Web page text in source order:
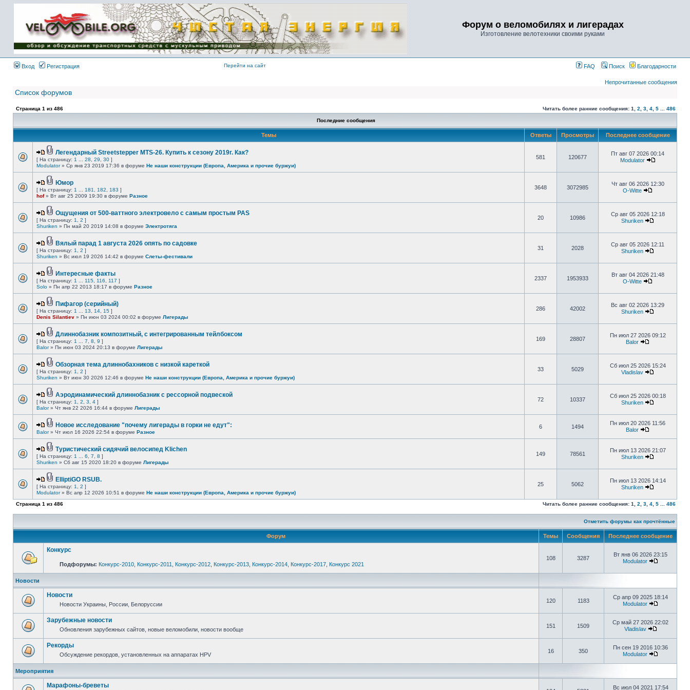
Имя пользователя:
Пароль:
{ LOG_ME_IN_SHORT
}
Форум о веломобилях и лигерадах
Изготовление велотехники своими руками
Вход Регистрация Перейти на сайт FAQ Поиск Благодарности
Непрочитанные сообщения
Список форумов
Страница 1 из 486 Читать более ранние сообщения: 1 2 3 4 5 486
Последние сообщения
Темы Ответы Просмотры Последнее сообщение
Легендарный Streetstepper MTS-26. Купить к сезону 2019г. Как?
[ На страницу: 1 28 29 30 ]
Modulator» Ср янв 23 2019 17:36 в форуме Не наши конструкции (Европа, Америка и прочие буржуи)
581 120677
Пт авг 07 2026 00:14
Modulator
Юмор
[ На страницу: 1 181 182 183 ]
hof» Вт авг 25 2009 19:30 в форуме Разное
3648 3072985
Чт авг 06 2026 12:30
O-Witte
Ощущения от 500-ваттного электровело с самым простым PAS
[ На страницу: 1 2 ]
Shuriken » Пн май 20 2019 14:08 в форуме Электротяга
20 10986
Ср авг 05 2026 12:18
Shuriken
Вялый парад 1 августа 2026 опять по садовке
[ На страницу: 1 2 ]
Shuriken » Вс июл 19 2026 14:42 в форуме Слеты-фестивали
31 2028
Ср авг 05 2026 12:11
Shuriken
Интересные факты
[ На страницу: 1 115 116 117 ]
Solo » Пн апр 22 2013 18:17 в форуме Разное
2337 1953933
Вт авг 04 2026 21:48
O-Witte
Пифагор (серийный)
[ На страницу: 1 13 14 15 ]
Denis Silantiev » Пн июн 03 2024 00:02 в форуме Лигерады
286 42002
Вс авг 02 2026 13:29
Shuriken
Длиннобазник композитный, с интегрированным тейлбоксом
[ На страницу: 1 7 8 9 ]
Balor» Пн июн 03 2024 20:13 в форуме Лигерады
169 28807
Пн июл 27 2026 09:12
Balor
Обзорная тема длиннобахников с низкой кареткой
[ На страницу: 1 2 ]
Shuriken » Вт июн 30 2026 12:46 в форуме Не наши конструкции (Европа, Америка и прочие буржуи)
33 5029
Сб июл 25 2026 15:24
Vladislav
Аэродинамический длиннобазник с рессорной подвеской
[ На страницу: 1 2 3 4 ]
Balor» Чт янв 22 2026 16:44 в форуме Лигерады
72 10337
Сб июл 25 2026 00:18
Shuriken
Новое исследование "почему лигерады в горки не едут":
Balor» Чт июл 16 2026 22:54 в форуме Разное
6 1494
Пн июл 20 2026 11:56
Balor
Туристический сидячий велосипед Klichen
[ На страницу: 1 6 7 8 ]
Shuriken » Сб авг 15 2020 18:20 в форуме Лигерады
149 78561
Пн июл 13 2026 21:07
Shuriken
ElliptiGO RSUB.
[ На страницу: 1 2 ]
Modulator» Вс апр 12 2026 10:51 в форуме Не наши конструкции (Европа, Америка и прочие буржуи)
25 5062
Пн июл 13 2026 14:14
Shuriken
Страница 1 из 486 Читать более ранние сообщения: 1 2 3 4 5 486
Отметить форумы как прочтённые
Форум Темы Сообщения Последнее сообщение
Конкурс
Подфорумы: Конкурс-2010 Конкурс-2011 Конкурс-2012 Конкурс-2013 Конкурс-2014 Конкурс-2017 Конкурс 2021
108 3287
Вт янв 06 2026 23:15
Modulator
Новости
Новости
Новости Украины, России, Белоруссии
120 1183
Ср апр 09 2025 18:14
Modulator
Зарубежные новости
Обновления зарубежных сайтов, новые веломобили, новости вообще
151 1509
Ср май 27 2026 22:02
Vladislav
Рекорды
Обсуждение рекордов, установленных на аппаратах HPV
16 350
Пн сен 19 2016 10:36
Modulator
Мероприятия
Марафоны-бреветы
Вс июл 04 2021 17:54